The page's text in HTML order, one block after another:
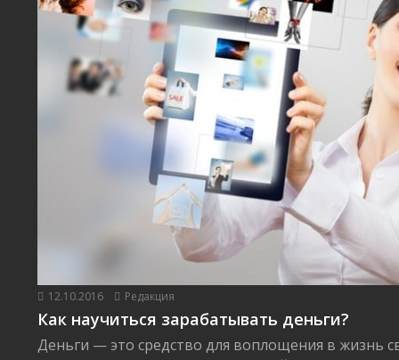
12.10.2016 Редакция
Как научиться зарабатывать деньги?
Деньги — это средство для воплощения в жизнь